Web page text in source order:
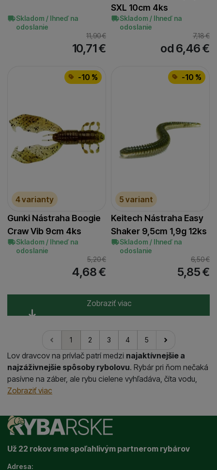
Skladom / Ihneď na
odoslanie
11,90€
10,71€
SXL 10cm 4ks
Skladom / Ihneď na
odoslanie
7,18€
od 6,46€
-10 %
4 varianty
Gunki Nástraha Boogie
Craw Vib 9cm 4ks
Skladom / Ihneď na
odoslanie
5,20€
4,68€
-10 %
5 variant
Keitech Nástraha Easy
Shaker 9,5cm 1,9g 12ks
Skladom / Ihneď na
odoslanie
6,50€
5,85€
Zobraziť viac
1 2 3 4 5
nasledujúci
Lov dravcov na prívlač patrí medzi najaktívnejšie a
najzáživnejšie spôsoby rybolovu. Rybár pri ňom nečaká
pasívne na záber, ale rybu cielene vyhľadáva, číta vodu,
mení miesto, pracuje s nástrahou a prispôsobuje sa
obľubu medzi rybármi, ktorí chcú byť pri vode v pohybe a
chcú mať lov viac vo vlastných rukách.
Vysvetlíme si, čo je prívlač, aké sú základy lovu dravcov,
ako vybrať vhodné vybavenie, ktoré nástrahy fungujú pri
Zobraziť viac
Už 22 rokov sme spoľahlivým partnerom rybárov
Adresa: